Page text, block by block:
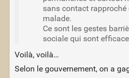
sans contact rapproché
malade.
Ce sont les gestes
sociale qui sont
Voilà, voilà…
Selon le gouvernement, on a